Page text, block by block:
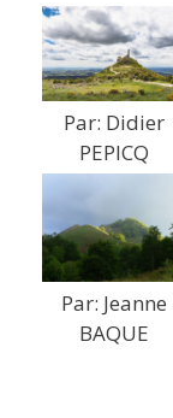
Par: Didier
PEPICQ
Par: Jeanne
BAQUE